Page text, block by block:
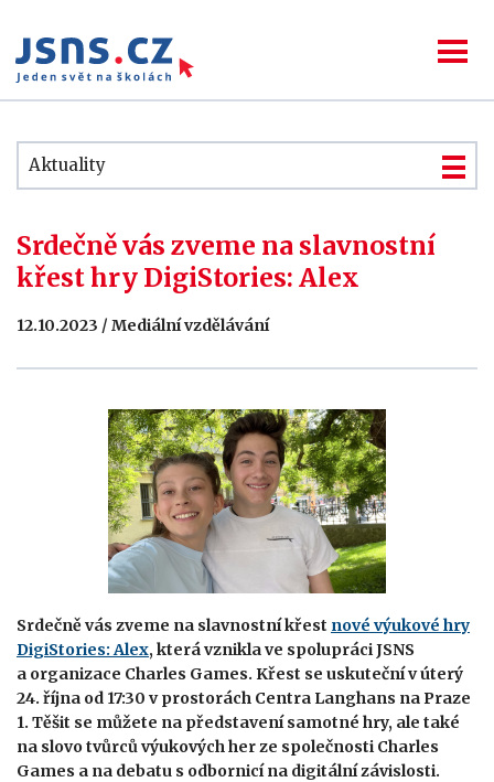
Aktuality
Srdečně vás zveme na slavnostní
křest hry DigiStories: Alex
12.10.2023 / Mediální vzdělávání
Srdečně vás zveme na slavnostní křest nové výukové hry
DigiStories: Alex, která vznikla ve spolupráci JSNS
a organizace Charles Games. Křest se uskuteční v úterý
24. října od 17:30 v prostorách Centra Langhans na Praze
1. Těšit se můžete na představení samotné hry, ale také
na slovo tvůrců výukových her ze společnosti Charles
Games a na debatu s odbornicí na digitální závislosti.